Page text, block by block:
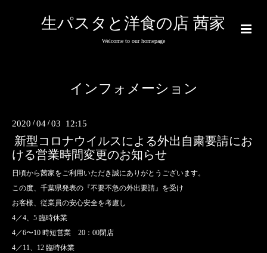
生パスタと洋食の店 茜家
Welcome to our homepage
インフォメーション
2020 /04 /03 12:15
新型コロナウイルスによる外出自粛要請にお
ける営業時間変更のお知らせ
日頃から茜家をご利用いただき誠にありがとうございます。
この度、千葉県発表の『不要不急の外出要請』を受け
お客様、従業員の安心安全を考慮し
4／4、5 臨時休業
4／6〜10 時短営業 20：00閉店
4／11、12 臨時休業